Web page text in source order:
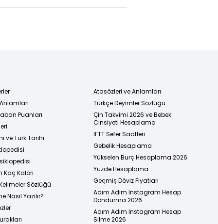
Puanları
ve Türk Tarihi
Kaç Kalori
Sözlüğü
Nasıl Yazılır?
Atasözleri ve Anlamları
Türkçe Deyimler Sözlüğü
Çin Takvimi 2026 ve Bebek
Cinsiyeti Hesaplama
İETT Sefer Saatleri
Gebelik Hesaplama
Yükselen Burç Hesaplama 2026
Yüzde Hesaplama
Geçmiş Döviz Fiyatları
Adım Adım Instagram Hesap
Dondurma 2026
Adım Adım Instagram Hesap
Silme 2026